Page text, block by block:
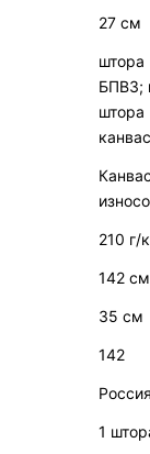
27 см
БПВЗ;
штора
210 г/
142 см
35 см
142
1